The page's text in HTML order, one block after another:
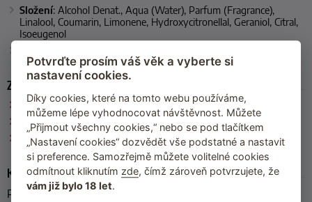
Složení: Alcohol Denat., Aqua (Water), Parfum (Fragrance),
Linalool, Coumarin, Limonene, Hydroxycitronellal, Geraniol, Citral,
Isoeugenol
Zařazeno
Jeanne Arthes
Parfémované vody
Poslední kousky skladem
Kód produktu
PF03763
Potvrďte prosím váš věk a vyberte si
nastavení cookies.
Díky cookies, které na tomto webu používáme,
můžeme lépe vyhodnocovat návštěvnost. Můžete
„Přijmout všechny cookies,“ nebo se pod tlačítkem
„Nastavení cookies“ dozvědět vše podstatné a nastavit
si preference. Samozřejmě můžete volitelné cookies
odmítnout kliknutím zde, čímž zároveň potvrzujete, že
vám již bylo 18 let.